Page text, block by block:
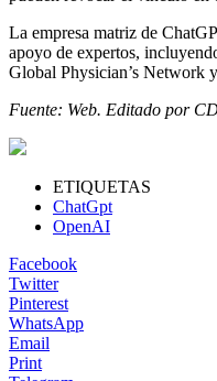
La empresa matriz de
apoyo de expertos,
Global Physician’s Network
Fuente: Web. Editado por
ETIQUETAS
ChatGpt
OpenAI
Facebook
Twitter
Pinterest
WhatsApp
Email
Print